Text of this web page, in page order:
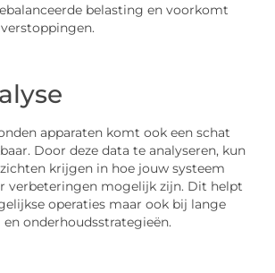
belasting en voorkomt
apparaten komt ook een schat
Door deze data te analyseren, kun
krijgen in hoe jouw systeem
verbeteringen mogelijk zijn. Dit helpt
operaties maar ook bij lange
onderhoudsstrategieën.